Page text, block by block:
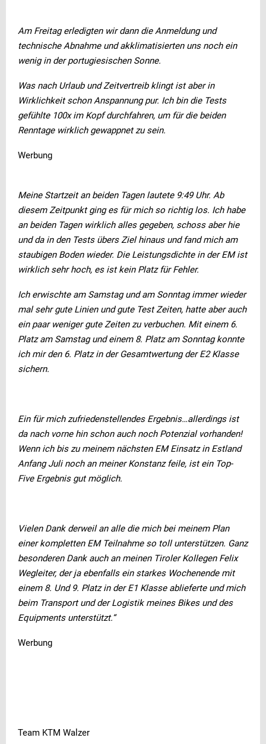
Am Freitag erledigten wir dann die Anmeldung und
technische Abnahme und akklimatisierten uns noch ein
wenig in der portugiesischen Sonne.
Was nach Urlaub und Zeitvertreib klingt ist aber in
Wirklichkeit schon Anspannung pur. Ich bin die Tests
gefühlte 100x im Kopf durchfahren, um für die beiden
Renntage wirklich gewappnet zu sein.
Werbung
Meine Startzeit an beiden Tagen lautete 9:49 Uhr. Ab
diesem Zeitpunkt ging es für mich so richtig los. Ich habe
an beiden Tagen wirklich alles gegeben, schoss aber hie
und da in den Tests übers Ziel hinaus und fand mich am
staubigen Boden wieder. Die Leistungsdichte in der EM ist
wirklich sehr hoch, es ist kein Platz für Fehler.
Ich erwischte am Samstag und am Sonntag immer wieder
mal sehr gute Linien und gute Test Zeiten, hatte aber auch
ein paar weniger gute Zeiten zu verbuchen. Mit einem 6.
Platz am Samstag und einem 8. Platz am Sonntag konnte
ich mir den 6. Platz in der Gesamtwertung der E2 Klasse
sichern.
Ein für mich zufriedenstellendes Ergebnis…allerdings ist
da nach vorne hin schon auch noch Potenzial vorhanden!
Wenn ich bis zu meinem nächsten EM Einsatz in Estland
Anfang Juli noch an meiner Konstanz feile, ist ein Top-
Five Ergebnis gut möglich.
Vielen Dank derweil an alle die mich bei meinem Plan
einer kompletten EM Teilnahme so toll unterstützen. Ganz
besonderen Dank auch an meinen Tiroler Kollegen Felix
Wegleiter, der ja ebenfalls ein starkes Wochenende mit
einem 8. Und 9. Platz in der E1 Klasse ablieferte und mich
beim Transport und der Logistik meines Bikes und des
Equipments unterstützt.“
Werbung
Team KTM Walzer